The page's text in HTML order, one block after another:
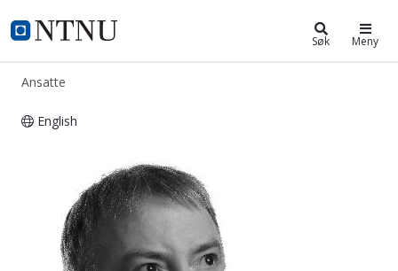
NTNU Hjemmeside
ntnu.no Søk Meny
Ansatte
English